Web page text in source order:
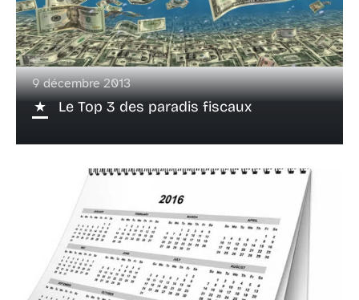
9 décembre 2013
Le Top 3 des paradis fiscaux